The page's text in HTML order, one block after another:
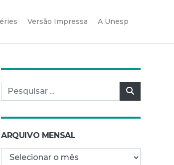
Versão Impressa A Unesp
Pesquisar por:
ARQUIVO MENSAL
Arquivo mensal